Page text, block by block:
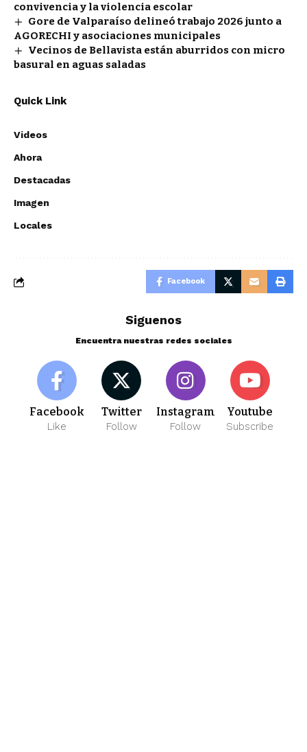
convivencia y la violencia escolar
Gore de Valparaíso delineó trabajo 2026 junto a
AGORECHI y asociaciones municipales
Vecinos de Bellavista están aburridos con micro
basural en aguas saladas
Quick Link
Videos
Ahora
Destacadas
Imagen
Locales
Facebook
Siguenos
Encuentra nuestras redes sociales
Facebook
Like
Twitter
Follow
Instagram
Follow
Youtube
Subscribe